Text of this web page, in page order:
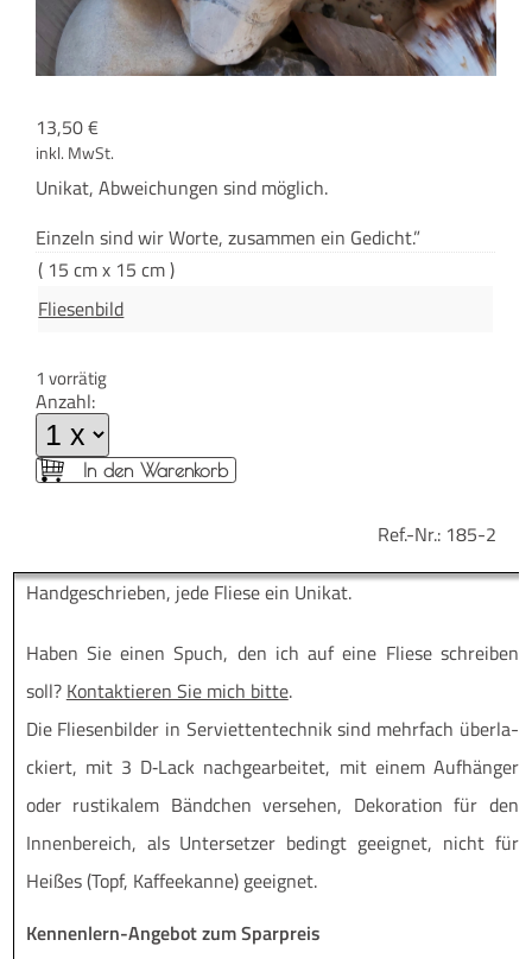
13,50€
inkl. MwSt.
Uni­kat, Abwei­chun­gen sind möglich.
Ein­zeln sind wir Wor­te, zusam­men ein Gedicht.”
( 15 cm x 15 cm )
Fliesenbild
1 vorrätig
Anzahl:
In den Warenkorb
Ref.-Nr.: 185-2
Hand­ge­schrie­ben, jede Flie­se ein Unikat.
Haben Sie einen Spuch, den ich auf eine Flie­se schrei­ben
soll? Kon­tak­tie­ren Sie mich bit­te.
Die Flie­sen­bil­der in Ser­vi­et­ten­tech­nik sind mehr­fach über­la­
ckiert, mit 3 D‑Lack nach­ge­ar­bei­tet, mit einem Auf­hän­ger
oder rus­ti­ka­lem Bänd­chen ver­se­hen, Deko­ra­ti­on für den
Innen­be­reich, als Unter­set­zer bedingt geeig­net, nicht für
Hei­ßes (Topf, Kaf­fee­kan­ne) geeignet.
Kennenlern-Angebot zum Sparpreis